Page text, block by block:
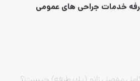
خدمات جراحی های عمومی